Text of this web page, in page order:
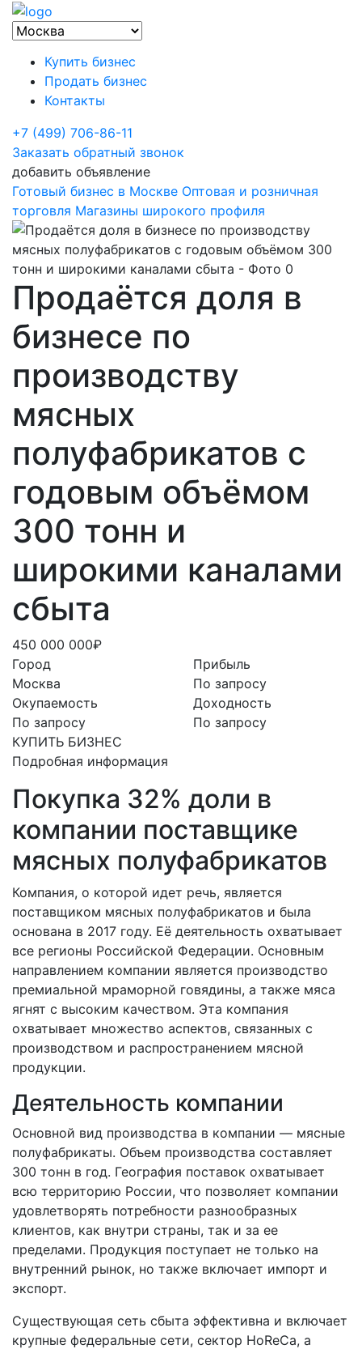
Купить бизнес
Продать бизнес
Контакты
+7 (499) 706-86-11
Заказать обратный звонок
добавить объявление
Готовый бизнес в Москве Оптовая и розничная
торговля Магазины широкого профиля
Продаётся доля в
бизнесе по
производству
мясных
полуфабрикатов с
годовым объёмом
300 тонн и
широкими каналами
сбыта
450 000 000₽
Город
Москва
Окупаемость
По запросу
КУПИТЬ БИЗНЕС
Прибыль
По запросу
Доходность
По запросу
Подробная информация
Покупка 32% доли в
компании поставщике
мясных полуфабрикатов
Компания, о которой идет речь, является
поставщиком мясных полуфабрикатов и была
основана в 2017 году. Её деятельность охватывает
все регионы Российской Федерации. Основным
направлением компании является производство
премиальной мраморной говядины, а также мяса
ягнят с высоким качеством. Эта компания
охватывает множество аспектов, связанных с
производством и распространением мясной
продукции.
Деятельность компании
Основной вид производства в компании — мясные
полуфабрикаты. Объем производства составляет
300 тонн в год. География поставок охватывает
всю территорию России, что позволяет компании
удовлетворять потребности разнообразных
клиентов, как внутри страны, так и за ее
пределами. Продукция поступает не только на
внутренний рынок, но также включает импорт и
экспорт.
Существующая сеть сбыта эффективна и включает
крупные федеральные сети, сектор HoReCa, а